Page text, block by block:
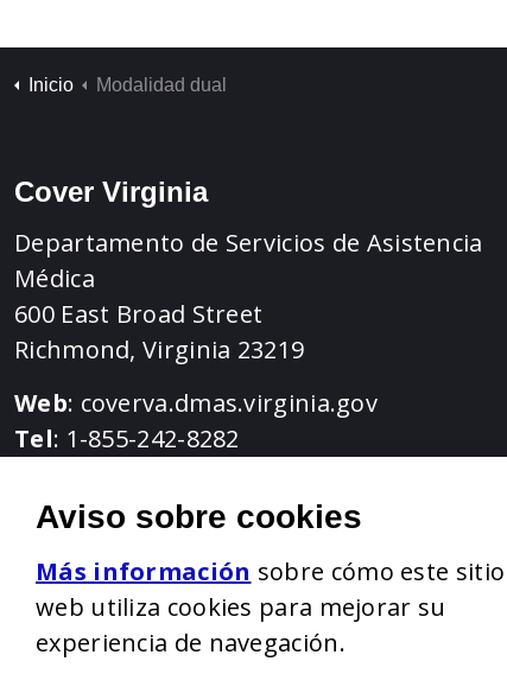
Inicio Modalidad dual
Cover Virginia
Departamento de Servicios de Asistencia
Médica
600 East Broad Street
Richmond, Virginia 23219
Web: coverva.dmas.virginia.gov
Tel: 1-855-242-8282
Amárico | Árabe | Ɓàsɔ́ ɔ̀-wùɖù-po-
Aviso sobre cookies
Más información sobre cómo este sitio
web utiliza cookies para mejorar su
experiencia de navegación.